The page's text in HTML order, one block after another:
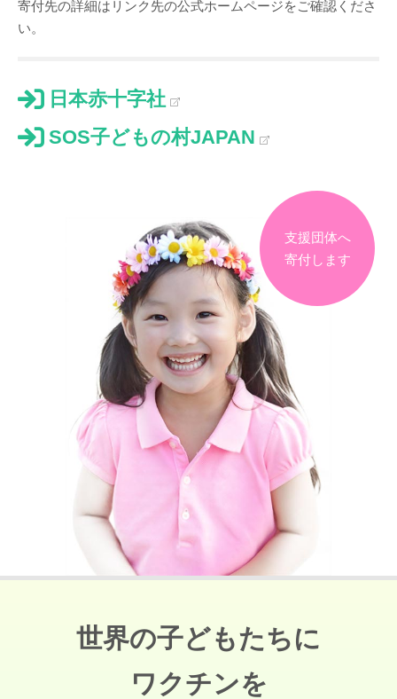
寄付先の詳細はリンク先の公式ホームページをご確認くださ
い。
日本赤十字社
SOS子どもの村JAPAN
支援団体へ
寄付します
世界の子どもたちに
ワクチンを